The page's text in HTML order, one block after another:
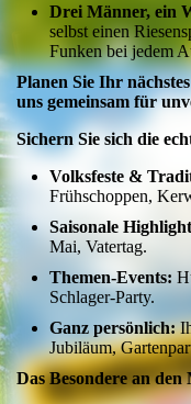
Drei Männer, ein
selbst einen
Funken bei jedem
Planen Sie Ihr
uns gemeinsam für
Sichern Sie sich die
Volksfeste &
Frühschoppen,
Saisonale
Mai, Vatertag.
Themen-Events:
Schlager-Party.
Ganz persönlich:
Jubiläum,
Das Besondere an den